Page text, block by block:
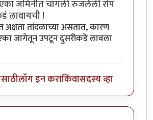
जमिनीत चांगली रुजलेली रोपं
लावायची !
अक्षता तांदळाच्या असतात, कारण
जागेतून उपटून दुसरीकडे लावला
लॉग इन कराकिंवासदस्य व्हा